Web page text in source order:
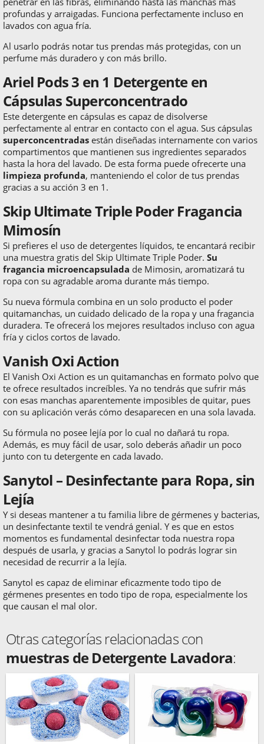
profundas y arraigadas. Funciona perfectamente incluso en
lavados con agua fría.
Al usarlo podrás notar tus prendas más protegidas, con un
perfume más duradero y con más brillo.
Ariel Pods 3 en 1 Detergente en
Cápsulas Superconcentrado
Este detergente en cápsulas es capaz de disolverse
perfectamente al entrar en contacto con el agua. Sus cápsulas
superconcentradas están diseñadas internamente con varios
compartimentos que mantienen sus ingredientes separados
hasta la hora del lavado. De esta forma puede ofrecerte una
limpieza profunda, manteniendo el color de tus prendas
gracias a su acción 3 en 1.
Skip Ultimate Triple Poder Fragancia
Mimosín
Si prefieres el uso de detergentes líquidos, te encantará recibir
una muestra gratis del Skip Ultimate Triple Poder. Su
fragancia microencapsulada de Mimosin, aromatizará tu
ropa con su agradable aroma durante más tiempo.
Su nueva fórmula combina en un solo producto el poder
quitamanchas, un cuidado delicado de la ropa y una fragancia
duradera. Te ofrecerá los mejores resultados incluso con agua
fría y ciclos cortos de lavado.
Vanish Oxi Action
El Vanish Oxi Action es un quitamanchas en formato polvo que
te ofrece resultados increíbles. Ya no tendrás que sufrir más
con esas manchas aparentemente imposibles de quitar, pues
con su aplicación verás cómo desaparecen en una sola lavada.
Su fórmula no posee lejía por lo cual no dañará tu ropa.
Además, es muy fácil de usar, solo deberás añadir un poco
junto con tu detergente en cada lavado.
Sanytol – Desinfectante para Ropa, sin
Lejía
Y si deseas mantener a tu familia libre de gérmenes y bacterias,
un desinfectante textil te vendrá genial. Y es que en estos
momentos es fundamental desinfectar toda nuestra ropa
después de usarla, y gracias a Sanytol lo podrás lograr sin
necesidad de recurrir a la lejía.
Sanytol es capaz de eliminar eficazmente todo tipo de
gérmenes presentes en todo tipo de ropa, especialmente los
que causan el mal olor.
Otras categorías relacionadas con
muestras de Detergente Lavadora: